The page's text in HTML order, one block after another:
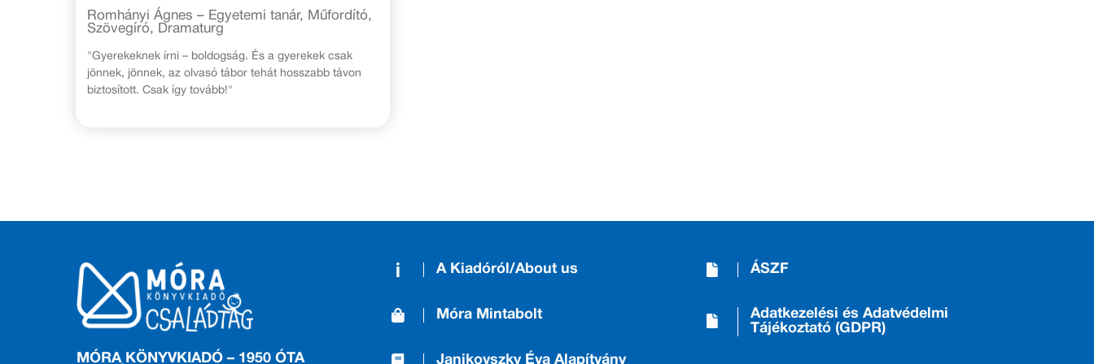
Romhányi Ágnes – Egyetemi tanár, Műfordító,
Szövegíró, Dramaturg
"Gyerekeknek írni – boldogság. És a gyerekek csak
jönnek, jönnek, az olvasó tábor tehát hosszabb távon
biztosított. Csak így tovább!"
MÓRA KÖNYVKIADÓ – 1950 ÓTA
A Kiadóról/About us
Móra Mintabolt
Janikovszky Éva Alapítvány
ÁSZF
Adatkezelési és Adatvédelmi
Tájékoztató (GDPR)